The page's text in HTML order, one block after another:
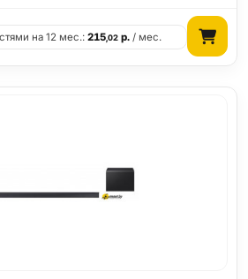
на 12 мес.:215,02 р. / мес.